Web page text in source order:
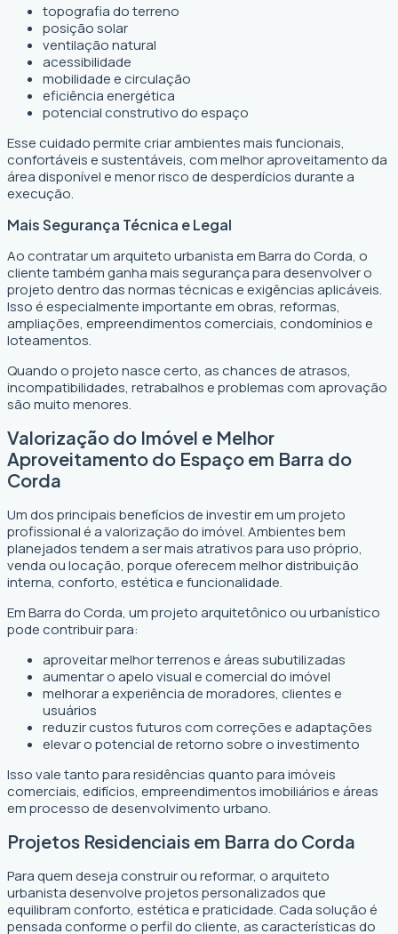
topografia do terreno
posição solar
ventilação natural
acessibilidade
mobilidade e circulação
eficiência energética
potencial construtivo do espaço
Esse cuidado permite criar ambientes mais funcionais,
confortáveis e sustentáveis, com melhor aproveitamento da
área disponível e menor risco de desperdícios durante a
execução.
Mais Segurança Técnica e Legal
Ao contratar um arquiteto urbanista em Barra do Corda, o
cliente também ganha mais segurança para desenvolver o
projeto dentro das normas técnicas e exigências aplicáveis.
Isso é especialmente importante em obras, reformas,
ampliações, empreendimentos comerciais, condomínios e
loteamentos.
Quando o projeto nasce certo, as chances de atrasos,
incompatibilidades, retrabalhos e problemas com aprovação
são muito menores.
Valorização do Imóvel e Melhor
Aproveitamento do Espaço em Barra do
Corda
Um dos principais benefícios de investir em um projeto
profissional é a valorização do imóvel. Ambientes bem
planejados tendem a ser mais atrativos para uso próprio,
venda ou locação, porque oferecem melhor distribuição
interna, conforto, estética e funcionalidade.
Em Barra do Corda, um projeto arquitetônico ou urbanístico
pode contribuir para:
aproveitar melhor terrenos e áreas subutilizadas
aumentar o apelo visual e comercial do imóvel
melhorar a experiência de moradores, clientes e
usuários
reduzir custos futuros com correções e adaptações
elevar o potencial de retorno sobre o investimento
Isso vale tanto para residências quanto para imóveis
comerciais, edifícios, empreendimentos imobiliários e áreas
em processo de desenvolvimento urbano.
Projetos Residenciais em Barra do Corda
Para quem deseja construir ou reformar, o arquiteto
urbanista desenvolve projetos personalizados que
equilibram conforto, estética e praticidade. Cada solução é
pensada conforme o perfil do cliente, as características do